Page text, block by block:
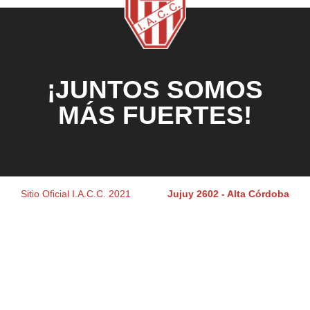
¡JUNTOS SOMOS
MÁS FUERTES!
Sitio Oficial I.A.C.C. 2021 Jujuy 2602 - Alta Córdoba